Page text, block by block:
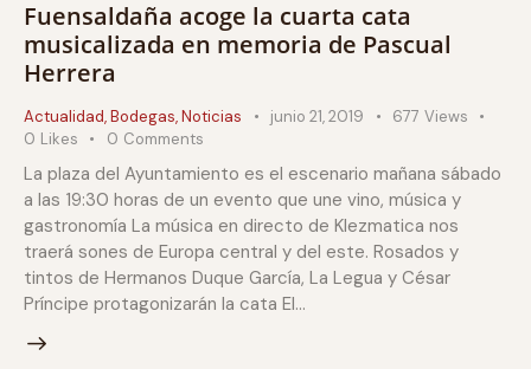
Fuensaldaña acoge la cuarta cata
musicalizada en memoria de Pascual
Herrera
Actualidad,Bodegas,Noticias junio 21, 2019 677 Views
0 Likes 0 Comments
La plaza del Ayuntamiento es el escenario mañana sábado
a las 19:30 horas de un evento que une vino, música y
gastronomía La música en directo de Klezmatica nos
traerá sones de Europa central y del este. Rosados y
tintos de Hermanos Duque García, La Legua y César
Príncipe protagonizarán la cata El…